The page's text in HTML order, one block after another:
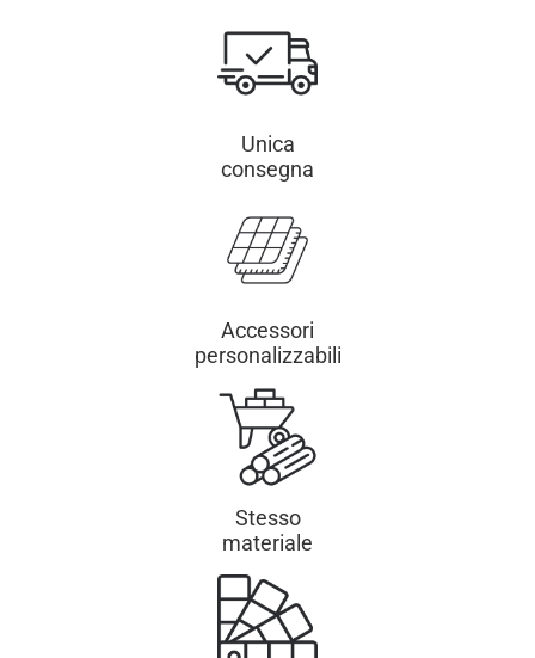
Unica
consegna
Accessori
personalizzabili
Stesso
materiale